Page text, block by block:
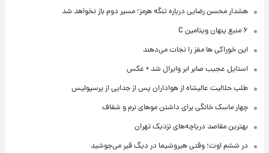
هشدار محسن رضایی درباره تنگه هرمز؛ مسیر دوم باز نخواهد شد
۶ منبع پنهان ویتامین C
این خوراکی ها مغز را نجات می‌دهند
استایل عجیب صابر ابر وایرال شد + عکس
طلب حلالیت عالیشاه از هواداران پس از جدایی از پرسپولیس
چهار ماسک خانگی برای داشتن موهای نرم و شفاف
بهترین مقاصد دریاچه‌های نزدیک تهران
در ششم اوت؛ وقتی هیروشیما در دیگ قیر می‌جوشید